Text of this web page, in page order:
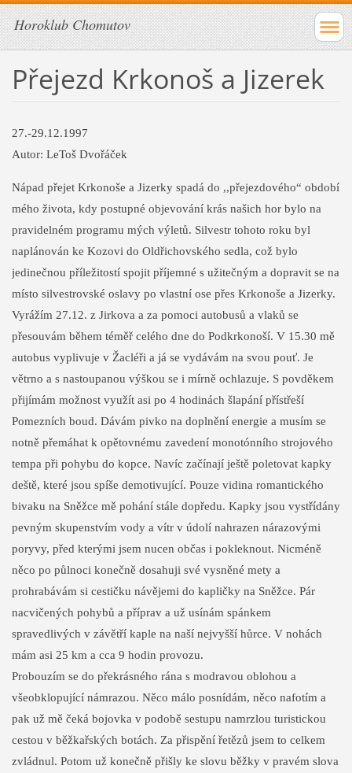
Horoklub Chomutov
Přejezd Krkonoš a Jizerek
27.-29.12.1997
Autor: LeToš Dvořáček
Nápad přejet Krkonoše a Jizerky spadá do ,,přejezdového“ období
mého života, kdy postupné objevování krás našich hor bylo na
pravidelném programu mých výletů. Silvestr tohoto roku byl
naplánován ke Kozovi do Oldřichovského sedla, což bylo
jedinečnou příležitostí spojit příjemné s užitečným a dopravit se na
místo silvestrovské oslavy po vlastní ose přes Krkonoše a Jizerky.
Vyrážím 27.12. z Jirkova a za pomoci autobusů a vlaků se
přesouvám během téměř celého dne do Podkrkonoší. V 15.30 mě
autobus vyplivuje v Žacléři a já se vydávám na svou pouť. Je
větrno a s nastoupanou výškou se i mírně ochlazuje. S povděkem
přijímám možnost využít asi po 4 hodinách šlapání přístřeší
Pomezních boud. Dávám pivko na doplnění energie a musím se
notně přemáhat k opětovnému zavedení monotónního strojového
tempa při pohybu do kopce. Navíc začínají ještě poletovat kapky
deště, které jsou spíše demotivující. Pouze vidina romantického
bivaku na Sněžce mě pohání stále dopředu. Kapky jsou vystřídány
pevným skupenstvím vody a vítr v údolí nahrazen nárazovými
poryvy, před kterými jsem nucen občas i pokleknout. Nicméně
něco po půlnoci konečně dosahuji své vysněné mety a
prohrabávám si cestičku návějemi do kapličky na Sněžce. Pár
nacvičených pohybů a příprav a už usínám spánkem
spravedlivých v závětří kaple na naší nejvyšší hůrce. V nohách
mám asi 25 km a cca 9 hodin provozu.
Probouzím se do překrásného rána s modravou oblohou a
všeobklopující námrazou. Něco málo posnídám, něco nafotím a
pak už mě čeká bojovka v podobě sestupu namrzlou turistickou
cestou v běžkařských botách. Za přispění řetězů jsem to celkem
zvládnul. Potom už konečně přišly ke slovu běžky v pravém slova